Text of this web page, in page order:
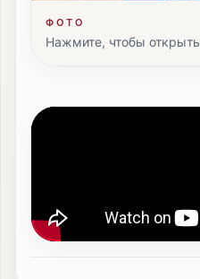
ФОТО
Нажмите, чтобы открыть